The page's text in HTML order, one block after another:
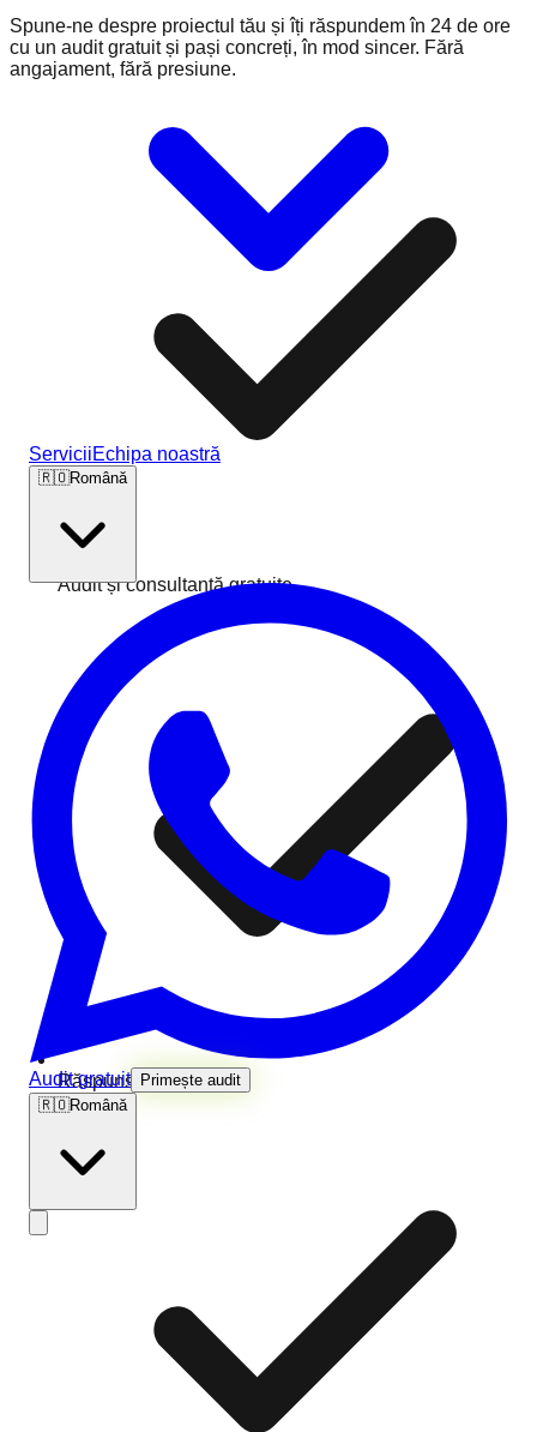
ServiciiEchipa noastră
🇷🇴Română
Audit gratuit
Primește audit
🇷🇴Română
Spune-ne despre proiectul tău și îți răspundem în 24 de ore
cu un audit gratuit și pași concreți, în mod sincer. Fără
angajament, fără presiune.
Audit și consultanță gratuite
Răspuns în 24 de ore